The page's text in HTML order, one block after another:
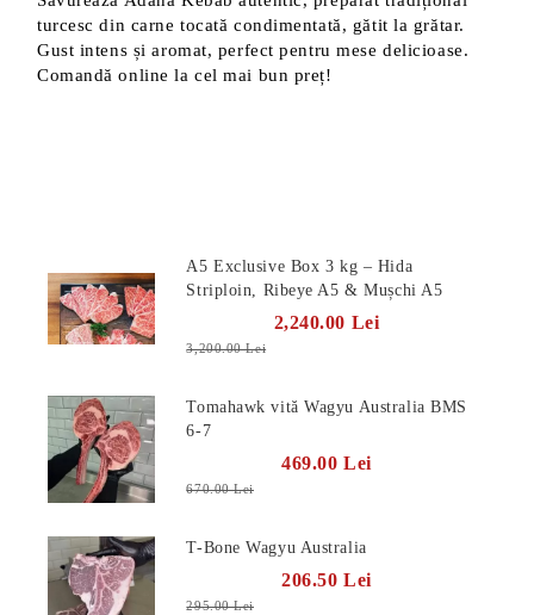
turcesc din carne tocată condimentată, gătit la grătar.
Gust intens și aromat, perfect pentru mese delicioase.
Comandă online la cel mai bun preț!
A5 Exclusive Box 3 kg – Hida
Striploin, Ribeye A5 & Mușchi A5
2,240.00 Lei
3,200.00 Lei
Tomahawk vită Wagyu Australia BMS
6-7
469.00 Lei
670.00 Lei
T-Bone Wagyu Australia
206.50 Lei
295.00 Lei